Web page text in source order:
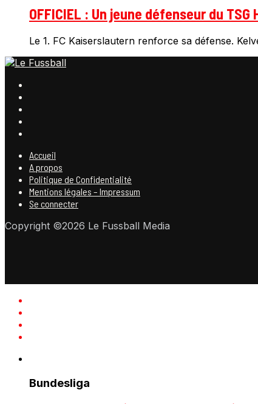
OFFICIEL : Un jeune défenseur du
Le 1. FC Kaiserslautern renforce sa défense.
Accueil
A propos
Politique de Confidentialité
Mentions légales – Impressum
Se connecter
Copyright ©2026 Le Fussball Media
Bundesliga